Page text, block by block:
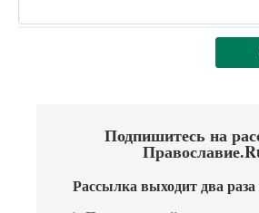
Подпишитесь на
Рассылка выходит два